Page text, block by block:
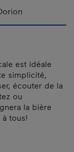
est idéale
simplicité,
écouter de la
ou
la bière
à tous!